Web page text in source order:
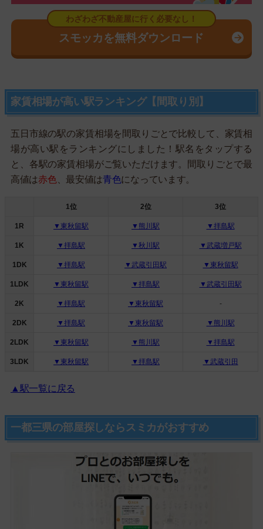
スモッカを無料ダウンロード
家賃相場が高い駅ランキング【間取り別】
五日市線の駅の家賃相場を間取りごとで比較して、家賃相
場が高い駅をランキングにしました！駅名をタップする
と、各駅の家賃相場がご覧いただけます。間取りごとで最
高値は赤色、最安値は青色になっています。
1位 2位 3位
1R ▼東秋留駅 ▼熊川駅 ▼拝島駅
1K ▼拝島駅 ▼秋川駅 ▼武蔵増戸駅
1DK ▼拝島駅 ▼武蔵引田駅 ▼東秋留駅
1LDK ▼東秋留駅 ▼拝島駅 ▼武蔵引田駅
2K ▼拝島駅 ▼東秋留駅 -
2DK ▼拝島駅 ▼東秋留駅 ▼熊川駅
2LDK ▼東秋留駅 ▼熊川駅 ▼拝島駅
3LDK ▼東秋留駅 ▼拝島駅 ▼武蔵引田
▲駅一覧に戻る
一都三県の部屋探しならスミカがおすすめ